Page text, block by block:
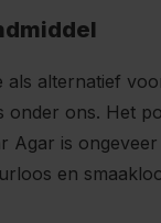
als alternatief
onder ons. Het
Agar is
en